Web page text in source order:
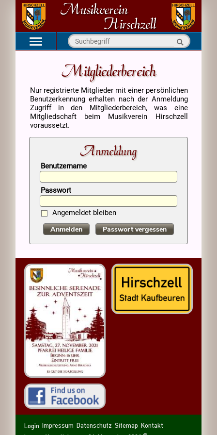
Verein
Kapellen
Medien
Mitgliederbereich
Nur registrierte Mitglieder mit einer persönlichen
Benutzerkennung erhalten nach der Anmeldung
Zugriff in den Mitgliederbereich, was eine
Mitgliedschaft beim Musikverein Hirschzell
voraussetzt.
Anmeldung
Benutzername
Passwort
Angemeldet bleiben
Anmelden Passwort vergessen
Navigation
überspringen
Login Impressum Datenschutz Navigation
überspringen
Sitemap Kontakt